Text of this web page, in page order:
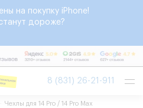
на покупку iPhone!
дороже?
8 (831) 26-21-911
Чехлы для 14 Pro / 14 Pro Max